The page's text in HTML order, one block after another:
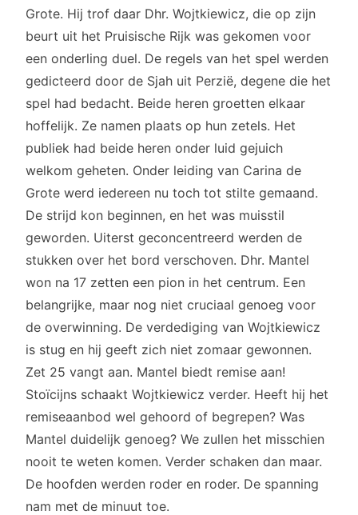
Grote. Hij trof daar Dhr. Wojtkiewicz, die op zijn
beurt uit het Pruisische Rijk was gekomen voor
een onderling duel. De regels van het spel werden
gedicteerd door de Sjah uit Perzië, degene die het
spel had bedacht. Beide heren groetten elkaar
hoffelijk. Ze namen plaats op hun zetels. Het
publiek had beide heren onder luid gejuich
welkom geheten. Onder leiding van Carina de
Grote werd iedereen nu toch tot stilte gemaand.
De strijd kon beginnen, en het was muisstil
geworden. Uiterst geconcentreerd werden de
stukken over het bord verschoven. Dhr. Mantel
won na 17 zetten een pion in het centrum. Een
belangrijke, maar nog niet cruciaal genoeg voor
de overwinning. De verdediging van Wojtkiewicz
is stug en hij geeft zich niet zomaar gewonnen.
Zet 25 vangt aan. Mantel biedt remise aan!
Stoïcijns schaakt Wojtkiewicz verder. Heeft hij het
remiseaanbod wel gehoord of begrepen? Was
Mantel duidelijk genoeg? We zullen het misschien
nooit te weten komen. Verder schaken dan maar.
De hoofden werden roder en roder. De spanning
nam met de minuut toe.